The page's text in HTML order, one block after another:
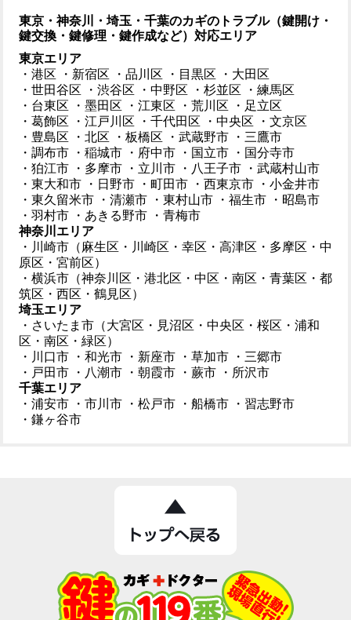
東京・神奈川・埼玉・千葉のカギのトラブル（鍵開け・
鍵交換・鍵修理・鍵作成など）対応エリア
東京エリア
・港区
・新宿区 ・品川区 ・目黒区
・大田区
・世田谷区
・渋谷区 ・中野区 ・杉並区
・練馬区
・台東区
・墨田区 ・江東区 ・荒川区
・足立区
・葛飾区
・江戸川区 ・千代田区 ・中央区
・文京区
・豊島区
・北区 ・板橋区 ・武蔵野市
・三鷹市
・調布市
・稲城市 ・府中市 ・国立市
・国分寺市
・狛江市
・多摩市 ・立川市 ・八王子市
・武蔵村山市
・東大和市
・日野市 ・町田市 ・西東京市
・小金井市
・東久留米市
・清瀬市 ・東村山市 ・福生市
・昭島市
・羽村市
・あきる野市
・青梅市
神奈川エリア
・川崎市（麻生区・川崎区・幸区・高津区・多摩区・中
原区・宮前区）
・横浜市（神奈川区・港北区・中区・南区・青葉区・都
筑区・西区・鶴見区）
埼玉エリア
・さいたま市（大宮区・見沼区・中央区・桜区・浦和
区・南区・緑区）
・川口市
・和光市 ・新座市 ・草加市
・三郷市
・戸田市
・八潮市 ・朝霞市 ・蕨市
・所沢市
千葉エリア
・浦安市
・市川市 ・松戸市 ・船橋市
・習志野市
・鎌ヶ谷市